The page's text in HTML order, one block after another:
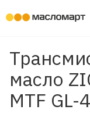
масло
MTF GL-